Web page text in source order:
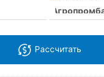
Рассчитать